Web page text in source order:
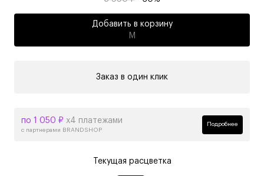
Добавить в корзину
M
Заказ в один клик
по 1 050 ₽ х4 платежами
с партнерами BRANDSHOP
Подробнее
Текущая расцветка